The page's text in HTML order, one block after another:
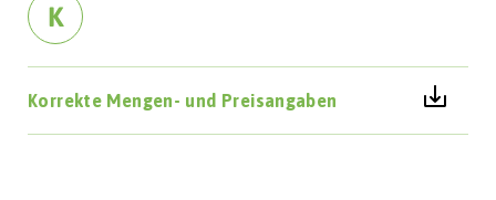
K
Korrekte Mengen- und Preisangaben